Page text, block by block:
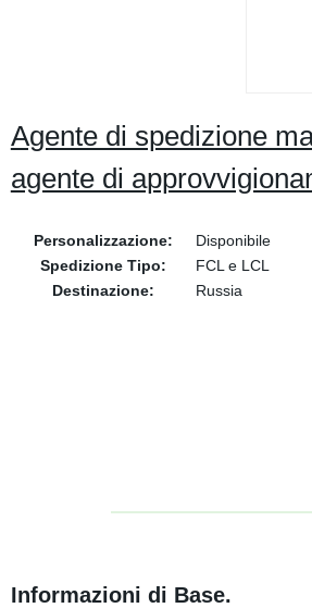
Agente di spedizione
agente di
Personalizzazione:
Disponibile
Spedizione Tipo:
FCL e LCL
Destinazione:
Russia
Informazioni di Base.